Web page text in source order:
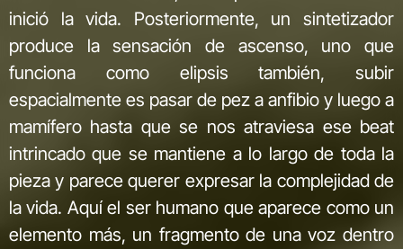
inició la vida. Posteriormente, un sintetizador
produce la sensación de ascenso, uno que
funciona como elipsis también, subir
espacialmente es pasar de pez a anfibio y luego a
mamífero hasta que se nos atraviesa ese beat
intrincado que se mantiene a lo largo de toda la
pieza y parece querer expresar la complejidad de
la vida. Aquí el ser humano que aparece como un
elemento más, un fragmento de una voz dentro